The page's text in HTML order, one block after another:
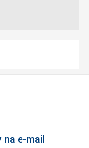
na e-mail